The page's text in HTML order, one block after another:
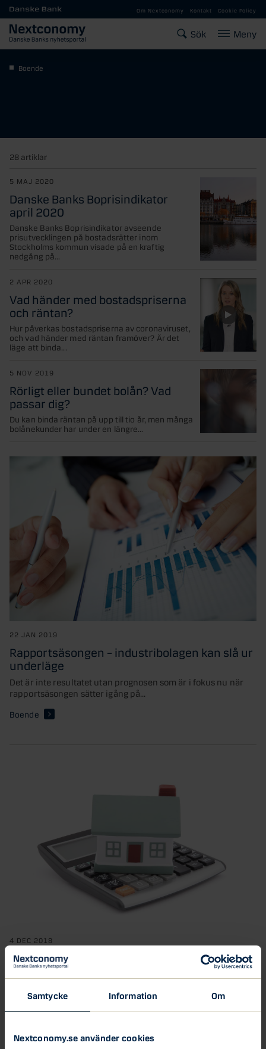
Samtycke Information Om
Nextconomy.se använder cookies
Gå till huvudinnehåll
Om Nextconomy Kontakt Cookie Policy
Sök Meny
Boende
28 artiklar
5 MAJ 2020
Danske Banks Boprisindikator
april 2020
Danske Banks Boprisindikator avseende
prisutvecklingen på bostadsrätter inom
Stockholms kommun visade på en kraftig
nedgång på...
2 APR 2020
Vad händer med bostadspriserna
och räntan?
Hur påverkas bostadspriserna av coronaviruset,
och vad händer med räntan framöver? Är det
läge att binda...
5 NOV 2019
Rörligt eller bundet bolån? Vad
passar dig?
Du kan binda räntan på upp till tio år, men många
bolånekunder har under en längre...
22 JAN 2019
Rapportsäsongen – industribolagen kan slå ur
underläge
Det är inte resultatet utan prognosen som är i fokus nu när
rapportsäsongen sätter igång på...
Boende
4 DEC 2018
Så påverkar reporäntan din bolåneränta
sambandet.